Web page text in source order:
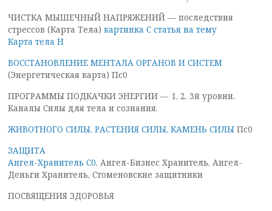
ЧИСТКА МЫШЕЧНЫЙ НАПРЯЖЕНИЙ — последствия
стрессов (Карта Тела) картинка С статья на тему
Карта тела Н
ВОССТАНОВЛЕНИЕ МЕНТАЛА ОРГАНОВ И СИСТЕМ
(Энергетическая карта) Пс0
ПРОГРАММЫ ПОДКАЧКИ ЭНЕРГИИ — 1, 2, 3й уровни.
Каналы Силы для тела и сознания.
ЖИВОТНОГО СИЛЫ, РАСТЕНИЯ СИЛЫ, КАМЕНЬ СИЛЫ Пс0
ЗАЩИТА
Ангел-Хранитель С0, Ангел-Бизнес Хранитель, Ангел-
Деньги Хранитель, Стоменовские защитники
ПОСВЯЩЕНИЯ ЗДОРОВЬЯ